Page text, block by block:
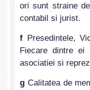
ori sunt straine
contabil si jurist.
f Presedintele,
Fiecare dintre
asociatiei si
g Calitatea de